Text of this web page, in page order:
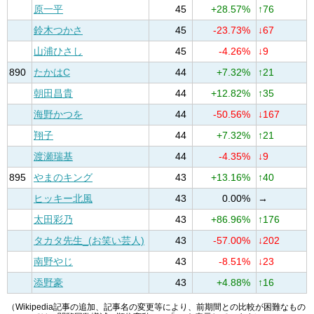
原一平 45 +28.57%
↑76
鈴木つかさ
45 -23.73%
↓67
山浦ひさし
45 -4.26%
↓9
890
たかはC 44 +7.32%
↑21
朝田昌貴
44 +12.82%
↑35
海野かつを
44 -50.56%
↓167
翔子
44 +7.32%
↑21
渡瀬瑞基
44 -4.35%
↓9
895
やまのキング 43 +13.16%
↑40
ヒッキー北風
43 0.00%
→
太田彩乃
43 +86.96%
↑176
タカタ先生_(お笑い芸人)
43 -57.00%
↓202
南野やじ
43 -8.51%
↓23
添野豪
43 +4.88% ↑16
（Wikipedia記事の追加、記事名の変更等により、前期間との比較が困難なもの